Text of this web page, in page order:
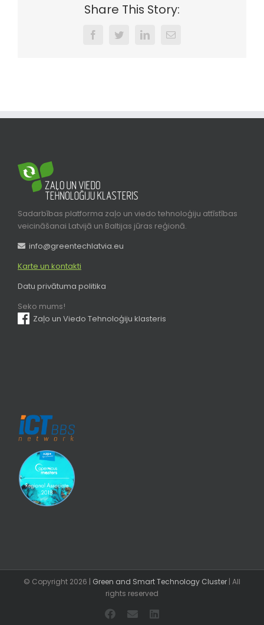
Share This Story:
FacebookTwitterLinkedInEmail
Sadarbības platforma zaļo un viedo tehnoloģiju attīstības
veicināšanai Latvijā un Baltijas jūras reģionā.
info@greentechlatvia.eu
Karte un kontakti
Datu privātuma politika
Seko mums!
Zaļo un Viedo Tehnoloģiju klasteris
© Copyright 2026 | Green and Smart Technology Cluster | All
rights reserved
Facebook
EmailLinkedIn